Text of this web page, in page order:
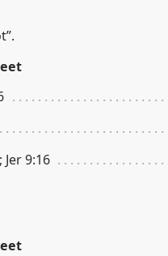
Jer 9:16